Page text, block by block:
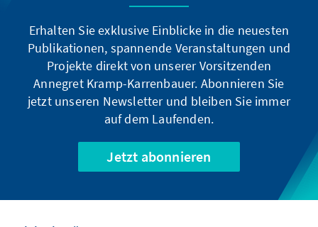
Erhalten Sie exklusive Einblicke in die neuesten
Publikationen, spannende Veranstaltungen und
Projekte direkt von unserer Vorsitzenden
Annegret Kramp-Karrenbauer. Abonnieren Sie
jetzt unseren Newsletter und bleiben Sie immer
auf dem Laufenden.
Jetzt abonnieren